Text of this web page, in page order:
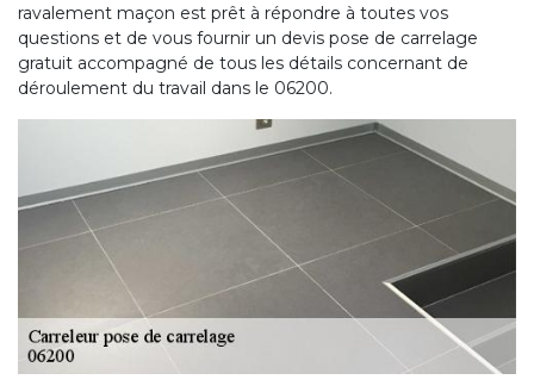
ravalement maçon est prêt à répondre à toutes vos
questions et de vous fournir un devis pose de carrelage
gratuit accompagné de tous les détails concernant de
déroulement du travail dans le 06200.